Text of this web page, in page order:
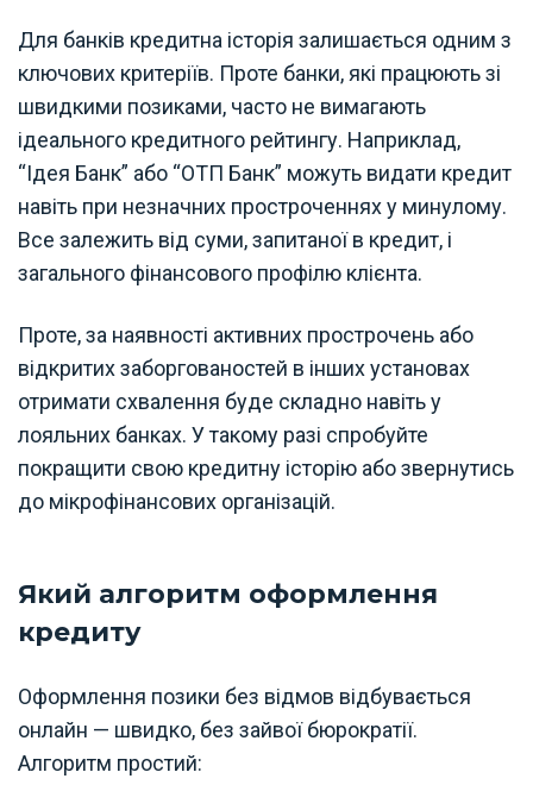
Для банків кредитна історія залишається одним з
ключових критеріїв. Проте банки, які працюють зі
швидкими позиками, часто не вимагають
ідеального кредитного рейтингу. Наприклад,
“Ідея Банк” або “ОТП Банк” можуть видати кредит
навіть при незначних простроченнях у минулому.
Все залежить від суми, запитаної в кредит, і
загального фінансового профілю клієнта.
Проте, за наявності активних прострочень або
відкритих заборгованостей в інших установах
отримати схвалення буде складно навіть у
лояльних банках. У такому разі спробуйте
покращити свою кредитну історію або звернутись
до мікрофінансових організацій.
Який алгоритм оформлення
кредиту
Оформлення позики без відмов відбувається
онлайн — швидко, без зайвої бюрократії.
Алгоритм простий: